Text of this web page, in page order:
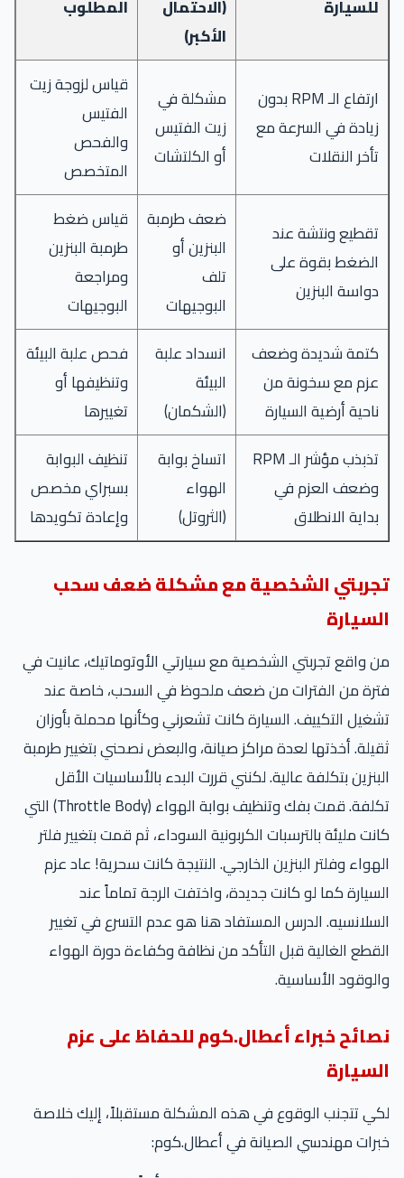
للسيارة
(الاحتمال
الأكبر)
المطلوب
ارتفاع الـ RPM بدون
زيادة في السرعة مع
تأخر النقلات
مشكلة في
زيت الفتيس
أو الكلتشات
قياس لزوجة زيت
الفتيس
والفحص
المتخصص
تقطيع ونتشة عند
الضغط بقوة على
دواسة البنزين
ضعف طرمبة
البنزين أو
تلف
البوجيهات
قياس ضغط
طرمبة البنزين
ومراجعة
البوجيهات
كتمة شديدة وضعف
عزم مع سخونة من
ناحية أرضية السيارة
انسداد علبة
البيئة
(الشكمان)
فحص علبة البيئة
وتنظيفها أو
تغييرها
تذبذب مؤشر الـ RPM
وضعف العزم في
بداية الانطلاق
اتساخ بوابة
الهواء
(الثروتل)
تنظيف البوابة
بسبراي مخصص
وإعادة تكويدها
تجربتي الشخصية مع مشكلة ضعف سحب
السيارة
من واقع تجربتي الشخصية مع سيارتي الأوتوماتيك، عانيت في
فترة من الفترات من ضعف ملحوظ في السحب، خاصة عند
تشغيل التكييف. السيارة كانت تشعرني وكأنها محملة بأوزان
ثقيلة. أخذتها لعدة مراكز صيانة، والبعض نصحني بتغيير طرمبة
البنزين بتكلفة عالية. لكنني قررت البدء بالأساسيات الأقل
تكلفة. قمت بفك وتنظيف بوابة الهواء (Throttle Body) التي
كانت مليئة بالترسبات الكربونية السوداء، ثم قمت بتغيير فلتر
الهواء وفلتر البنزين الخارجي. النتيجة كانت سحرية! عاد عزم
السيارة كما لو كانت جديدة، واختفت الرجة تماماً عند
السلانسيه. الدرس المستفاد هنا هو عدم التسرع في تغيير
القطع الغالية قبل التأكد من نظافة وكفاءة دورة الهواء
والوقود الأساسية.
نصائح خبراء أعطال.كوم للحفاظ على عزم
السيارة
لكي تتجنب الوقوع في هذه المشكلة مستقبلاً، إليك خلاصة
خبرات مهندسي الصيانة في أعطال.كوم: